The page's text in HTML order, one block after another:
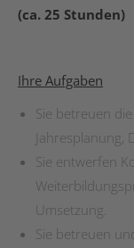
(ca. 25 Stunden)
Ihre Aufgaben
Sie betreuen
Sie entwerfen
Umsetzung.
Sie betreuen